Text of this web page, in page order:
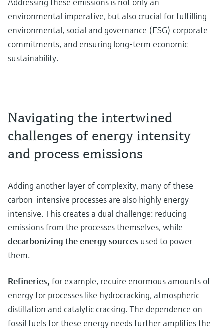
environmental imperative, but also crucial for fulfilling
environmental, social and governance (ESG) corporate
commitments, and ensuring long-term economic
sustainability.
Navigating the intertwined
challenges of energy intensity
and process emissions
Adding another layer of complexity, many of these
carbon-intensive processes are also highly energy-
intensive. This creates a dual challenge: reducing
emissions from the processes themselves, while
decarbonizing the energy sources used to power
them.
Refineries, for example, require enormous amounts of
energy for processes like hydrocracking, atmospheric
distillation and catalytic cracking. The dependence on
fossil fuels for these energy needs further amplifies the